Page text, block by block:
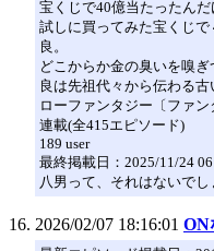
宝くじで40億当たったんだ
試しに買ってみた宝くじ
良。
どこからか金の臭いを嗅
良は先祖代々から伝わる
ローファンタジー〔ファン
連載(全415エピソード)
189 user
最終掲載日：2025/11/24
八男って、それはないでし
2026/02/07 18:16:01 ON